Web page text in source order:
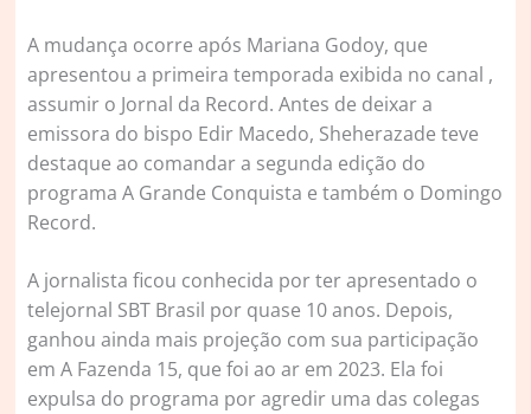
A mudança ocorre após Mariana Godoy, que
apresentou a primeira temporada exibida no canal ,
assumir o Jornal da Record. Antes de deixar a
emissora do bispo Edir Macedo, Sheherazade teve
destaque ao comandar a segunda edição do
programa A Grande Conquista e também o Domingo
Record.
A jornalista ficou conhecida por ter apresentado o
telejornal SBT Brasil por quase 10 anos. Depois,
ganhou ainda mais projeção com sua participação
em A Fazenda 15, que foi ao ar em 2023. Ela foi
expulsa do programa por agredir uma das colegas